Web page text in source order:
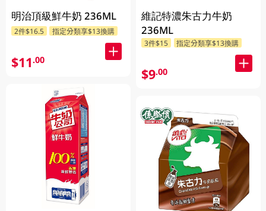
明治頂級鮮牛奶 236ML
2件$16.5 指定分類享$13換購
$11.00
維記特濃朱古力牛奶
236ML
3件$15 指定分類享$13換購
$9.00